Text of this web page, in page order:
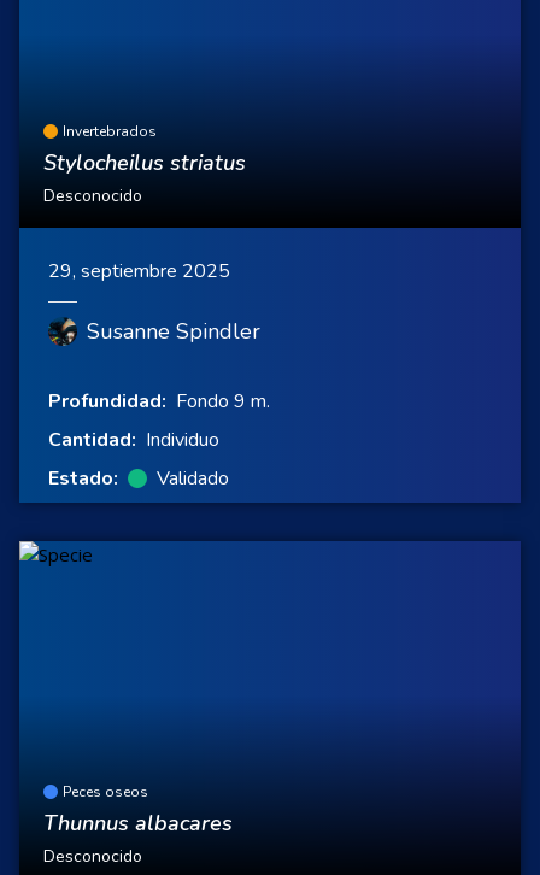
Invertebrados
Stylocheilus striatus
Desconocido
29, septiembre 2025
Susanne Spindler
Profundidad: Fondo 9 m.
Cantidad: Individuo
Estado:
Validado
Peces oseos
Thunnus albacares
Desconocido